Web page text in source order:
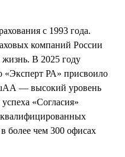
с 1993 года.
компаний России
жизнь. В 2025 году
«Эксперт РА» присвоило
— высокий уровень
«Согласия»
более чем 300 офисах